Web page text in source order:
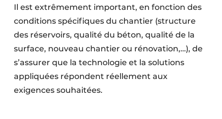
Il est extrêmement important, en fonction des
conditions spécifiques du chantier (structure
des réservoirs, qualité du béton, qualité de la
surface, nouveau chantier ou rénovation,…), de
s’assurer que la technologie et la solutions
appliquées répondent réellement aux
exigences souhaitées.